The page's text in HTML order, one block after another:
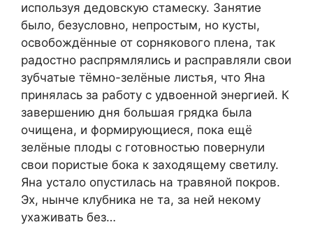
используя дедовскую стамеску. Занятие
было, безусловно, непростым, но кусты,
освобождённые от сорнякового плена, так
радостно распрямлялись и расправляли свои
зубчатые тёмно-зелёные листья, что Яна
принялась за работу с удвоенной энергией. К
завершению дня большая грядка была
очищена, и формирующиеся, пока ещё
зелёные плоды с готовностью повернули
свои пористые бока к заходящему светилу.
Яна устало опустилась на травяной покров.
Эх, нынче клубника не та, за ней некому
ухаживать без…